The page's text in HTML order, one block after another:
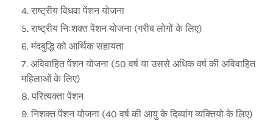
राष्ट्रीय विधवा पेंशन योजना
राष्ट्रीय निःशक्त पेंशन योजना (गरीब लोगों के लिए)
मंदबुद्धि को आर्थिक सहायता
अविवाहित पेंशन योजना (50 वर्ष या उससे अधिक वर्ष की अविवाहित
महिलाओं के लिए)
परित्यक्ता पेंशन
निशक्त पेंशन योजना (40 वर्ष की आयु के दिव्यांग व्यक्तियो के लिए)